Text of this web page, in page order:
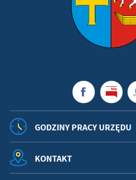
GODZINY PRACY URZĘDU
KONTAKT